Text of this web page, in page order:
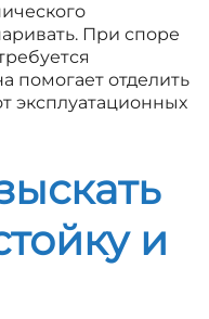
При споре
помогает отделить
эксплуатационных
и